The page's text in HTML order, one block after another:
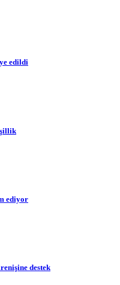
edildi
ediyor
destek